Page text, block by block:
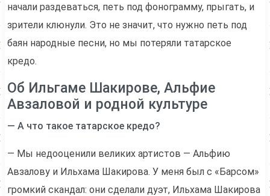
начали раздеваться, петь под фонограмму, прыгать, и
зрители клюнули. Это не значит, что нужно петь под
баян народные песни, но мы потеряли татарское
кредо.
Об Ильгаме Шакирове, Альфие
Авзаловой и родной культуре
— А что такое татарское кредо?
— Мы недооценили великих артистов — Альфию
Авзалову и Ильхама Шакирова. У меня был с «Барсом»
громкий скандал: они сделали дуэт, Ильхама Шакирова